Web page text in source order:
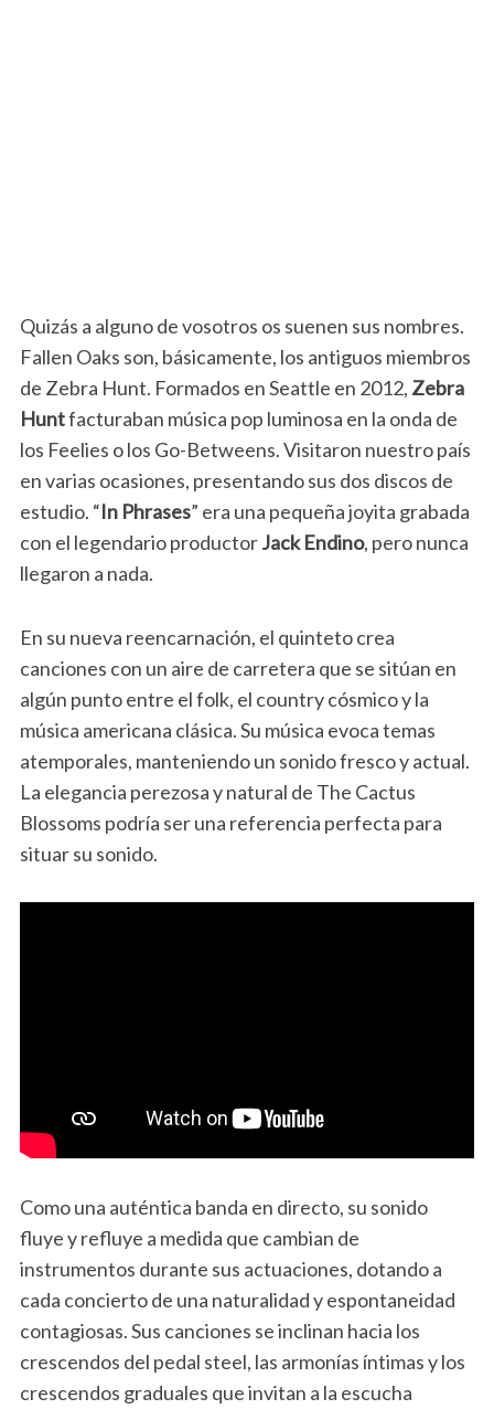
Quizás a alguno de vosotros os suenen sus nombres.
Fallen Oaks son, básicamente, los antiguos miembros
de Zebra Hunt. Formados en Seattle en 2012, Zebra
Huntfacturaban música pop luminosa en la onda de
los Feelies o los Go-Betweens. Visitaron nuestro país
en varias ocasiones, presentando sus dos discos de
estudio. “In Phrases” era una pequeña joyita grabada
con el legendario productorJack Endino, pero nunca
llegaron a nada.
En su nueva reencarnación, el quinteto crea
canciones con un aire de carretera que se sitúan en
algún punto entre el folk, el country cósmico y la
música americana clásica. Su música evoca temas
atemporales, manteniendo un sonido fresco y actual.
La elegancia perezosa y natural de The Cactus
Blossoms podría ser una referencia perfecta para
situar su sonido.
Como una auténtica banda en directo, su sonido
fluye y refluye a medida que cambian de
instrumentos durante sus actuaciones, dotando a
cada concierto de una naturalidad y espontaneidad
contagiosas. Sus canciones se inclinan hacia los
crescendos del pedal steel, las armonías íntimas y los
crescendos graduales que invitan a la escucha